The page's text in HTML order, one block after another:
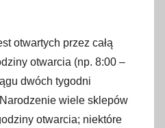
otwartych przez całą
otwarcia (np. 8:00 –
dwóch tygodni
wiele sklepów
otwarcia; niektóre